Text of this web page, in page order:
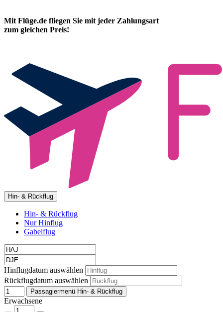
Mit Flüge.de fliegen Sie mit jeder Zahlungsart
zum gleichen Preis!
Hin- & Rückflug
Hin- & Rückflug
Nur Hinflug
Gabelflug
Hinflugdatum auswählen
Rückflugdatum auswählen
Passagiermenü Hin- & Rückflug
Erwachsene